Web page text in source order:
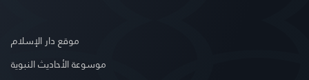
موقع دار الإسلام
موسوعة الأحاديث النبوية